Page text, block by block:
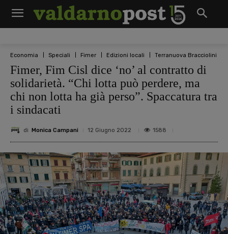
Economia Speciali Fimer Edizioni locali Terranuova Bracciolini
Fimer, Fim Cisl dice ‘no’ al contratto di
solidarietà. “Chi lotta può perdere, ma
chi non lotta ha già perso”. Spaccatura tra
i sindacati
di Monica Campani 12 Giugno 2022 1588